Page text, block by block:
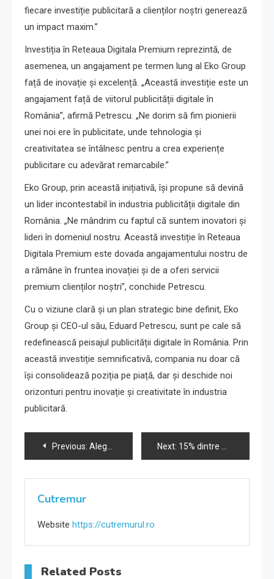
fiecare investiție publicitară a clienților noștri generează
un impact maxim.”
Investiția în Reteaua Digitala Premium reprezintă, de
asemenea, un angajament pe termen lung al Eko Group
față de inovație și excelență. „Această investiție este un
angajament față de viitorul publicității digitale în
România”, afirmă Petrescu. „Ne dorim să fim pionierii
unei noi ere în publicitate, unde tehnologia și
creativitatea se întâlnesc pentru a crea experiențe
publicitare cu adevărat remarcabile.”
Eko Group, prin această inițiativă, își propune să devină
un lider incontestabil în industria publicității digitale din
România. „Ne mândrim cu faptul că suntem inovatori și
lideri în domeniul nostru. Această investiție în Reteaua
Digitala Premium este dovada angajamentului nostru de
a rămâne în fruntea inovației și de a oferi servicii
premium clienților noștri”, conchide Petrescu.
Cu o viziune clară și un plan strategic bine definit, Eko
Group și CEO-ul său, Eduard Petrescu, sunt pe cale să
redefinească peisajul publicității digitale în România. Prin
această investiție semnificativă, compania nu doar că
își consolidează poziția pe piață, dar și deschide noi
orizonturi pentru inovație și creativitate în industria
publicitară.
Navigare
în
articole
Previous: Alege sa ii oferi corpului tau momente de rasfat cu serviciile de la soulmasaj.ro Next: 15% dintre marii consumatori iau în calcul încheierea unui contract de tip Power Purchase Agreement în următorii 3 ani
Cutremur
Website https://cutremurul.ro
Related Posts